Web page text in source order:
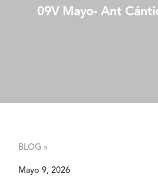
09V Mayo- Ant
BLOG »
Mayo 9, 2026